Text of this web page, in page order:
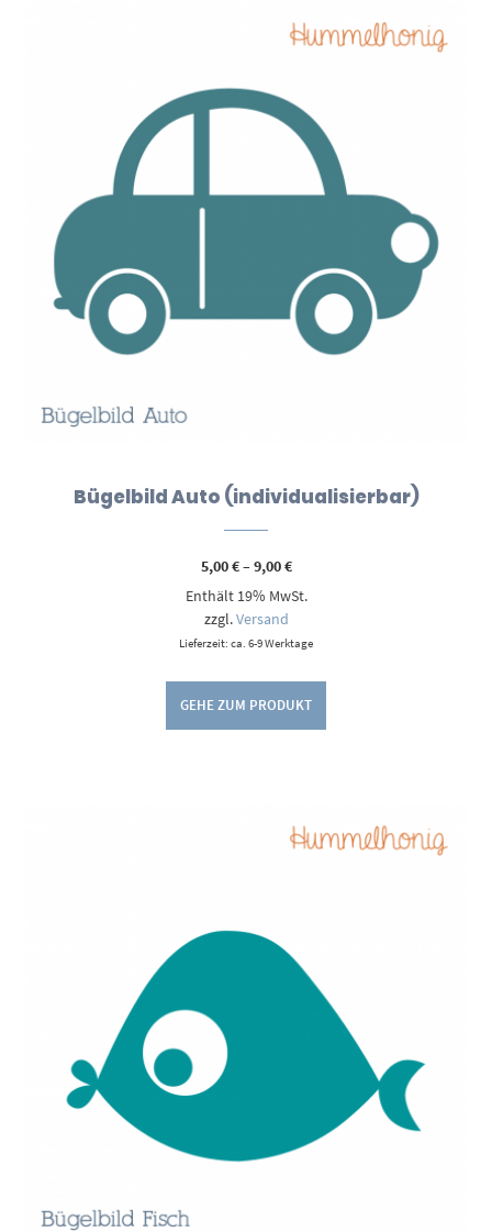
Bügelbild Auto (individualisierbar)
5,00€–9,00€Preisspanne:
bis
Enthält 19% MwSt.
zzgl.Versand
Lieferzeit: ca. 6-9 Werktage
GEHE ZUM PRODUKT